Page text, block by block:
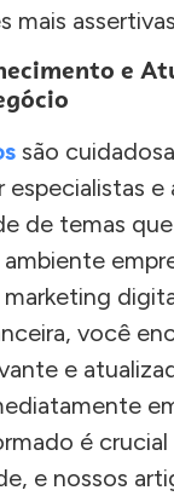
mais
e
são
especialistas e
de temas
você
e
é crucial
e nossos